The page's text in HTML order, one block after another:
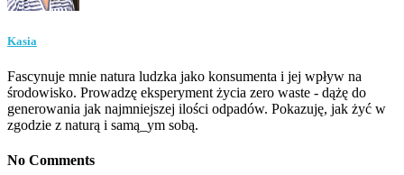
Kasia
Fascynuje mnie natura ludzka jako konsumenta i jej wpływ na
środowisko. Prowadzę eksperyment życia zero waste - dążę do
generowania jak najmniejszej ilości odpadów. Pokazuję, jak żyć w
zgodzie z naturą i samą_ym sobą.
No Comments